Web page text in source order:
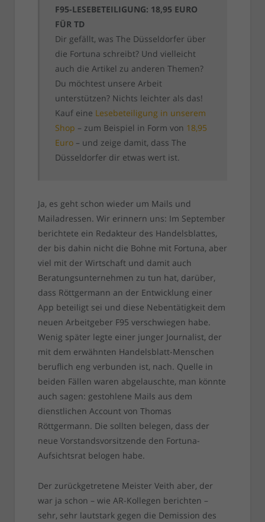
F95-LESEBETEILIGUNG: 18,95 EURO
FÜR TD
Dir gefällt, was The Düsseldorfer über
die Fortuna schreibt? Und vielleicht
auch die Artikel zu anderen Themen?
Du möchtest unsere Arbeit
unterstützen? Nichts leichter als das!
Kauf eine Lesebeteiligung in unserem
Shop – zum Beispiel in Form von 18,95
Euro– und zeige damit, dass The
Düsseldorfer dir etwas wert ist.
Ja, es geht schon wieder um Mails und
Mailadressen. Wir erinnern uns: Im September
berichtete ein Redakteur des Handelsblattes,
der bis dahin nicht die Bohne mit Fortuna, aber
viel mit der Wirtschaft und damit auch
Beratungsunternehmen zu tun hat, darüber,
dass Röttgermann an der Entwicklung einer
App beteiligt sei und diese Nebentätigkeit dem
neuen Arbeitgeber F95 verschwiegen habe.
Wenig später legte einer junger Journalist, der
mit dem erwähnten Handelsblatt-Menschen
beruflich eng verbunden ist, nach. Quelle in
beiden Fällen waren abgelauschte, man könnte
auch sagen: gestohlene Mails aus dem
dienstlichen Account von Thomas
Röttgermann. Die sollten belegen, dass der
neue Vorstandsvorsitzende den Fortuna-
Aufsichtsrat belogen habe.
Der zurückgetretene Meister Veith aber, der
war ja schon – wie AR-Kollegen berichten –
sehr, sehr lautstark gegen die Demission des